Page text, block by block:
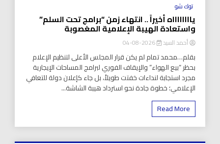
توك شو
يااااااااه أخيراً .. انتهاء زمن “برامج تحت السلم”
واستعادة الهيبة الإعلامية المغصوبة
أحمد السيد 2026-08-04
بقلم…محمد تمام لم يكن قرار المجلس الأعلى لتنظيم الإعلام
بحظر “بيع الهواء” والإيقاف الفوري لبرامج المساحات الإيجارية
مجرد استجابة لنداءات خفتت طويلاً، بل جاء كإعلان دولة للتعافي
الإعلامي؛ خطوة جادة نحو استرداد هيبة الشاشة...
Read More